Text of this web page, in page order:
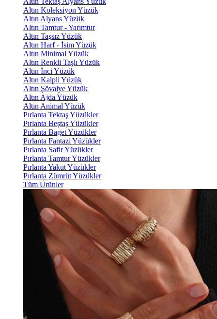
Altın Koleksiyon Yüzük
Altın Alyans Yüzük
Altın Tamtur - Yarımtur
Altın Taşsız Yüzük
Altın Harf - İsim Yüzük
Altın Minimal Yüzük
Altın Renkli Taşlı Yüzük
Altın İnci Yüzük
Altın Kalpli Yüzük
Altın Şövalye Yüzük
Altın Ajda Yüzük
Altın Animal Yüzük
Pırlanta Tektaş Yüzükler
Pırlanta Beştaş Yüzükler
Pırlanta Baget Yüzükler
Pırlanta Fantazi Yüzükler
Pırlanta Safir Yüzükler
Pırlanta Tamtur Yüzükler
Pırlanta Yakut Yüzükler
Pırlanta Zümrüt Yüzükler
Tüm Ürünler